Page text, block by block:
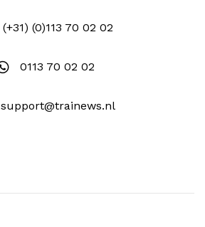
(+31) (0)113 70 02 02
0113 70 02 02
support@trainews.nl